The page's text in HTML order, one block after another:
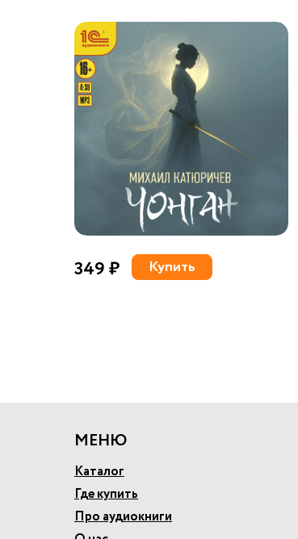
349 ₽ Купить
МЕНЮ
Каталог
Где купить
Про аудиокниги